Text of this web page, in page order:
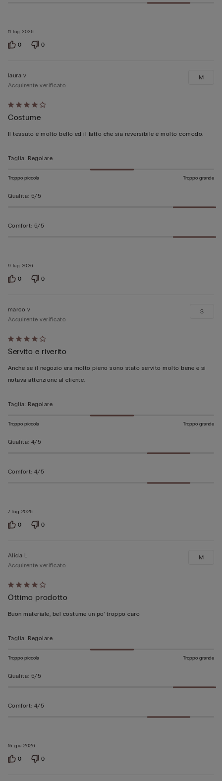
11 lug 2026
0 0
Valutato
4
su
9 lug 2026
laura v
Acquirente verificato
Costume
Il tessuto è molto bello ed il fatto che sia reversibile è molto comodo.
M
Taglia: Regolare
Troppo piccola Troppo grande
Qualità: 5/5
Comfort: 5/5
0 0
Valutato
4
su
5
7 lug 2026
marco v
Acquirente verificato
Servito e riverito
Anche se il negozio era molto pieno sono stato servito molto bene e si
notava attenzione al cliente.
S
Taglia: Regolare
Troppo piccola Troppo grande
Qualità: 4/5
Comfort: 4/5
0 0
Valutato
4
su
15 giu 2026
Alida L
Acquirente verificato
Ottimo prodotto
Buon materiale, bel costume un po’ troppo caro
M
Taglia: Regolare
Troppo piccola Troppo grande
Qualità: 5/5
Comfort: 4/5
0 0